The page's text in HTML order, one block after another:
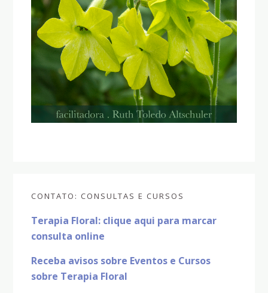
primária
CONTATO: CONSULTAS E CURSOS
Terapia Floral: clique aqui para marcar
consulta online
Receba avisos sobre Eventos e Cursos
sobre Terapia Floral